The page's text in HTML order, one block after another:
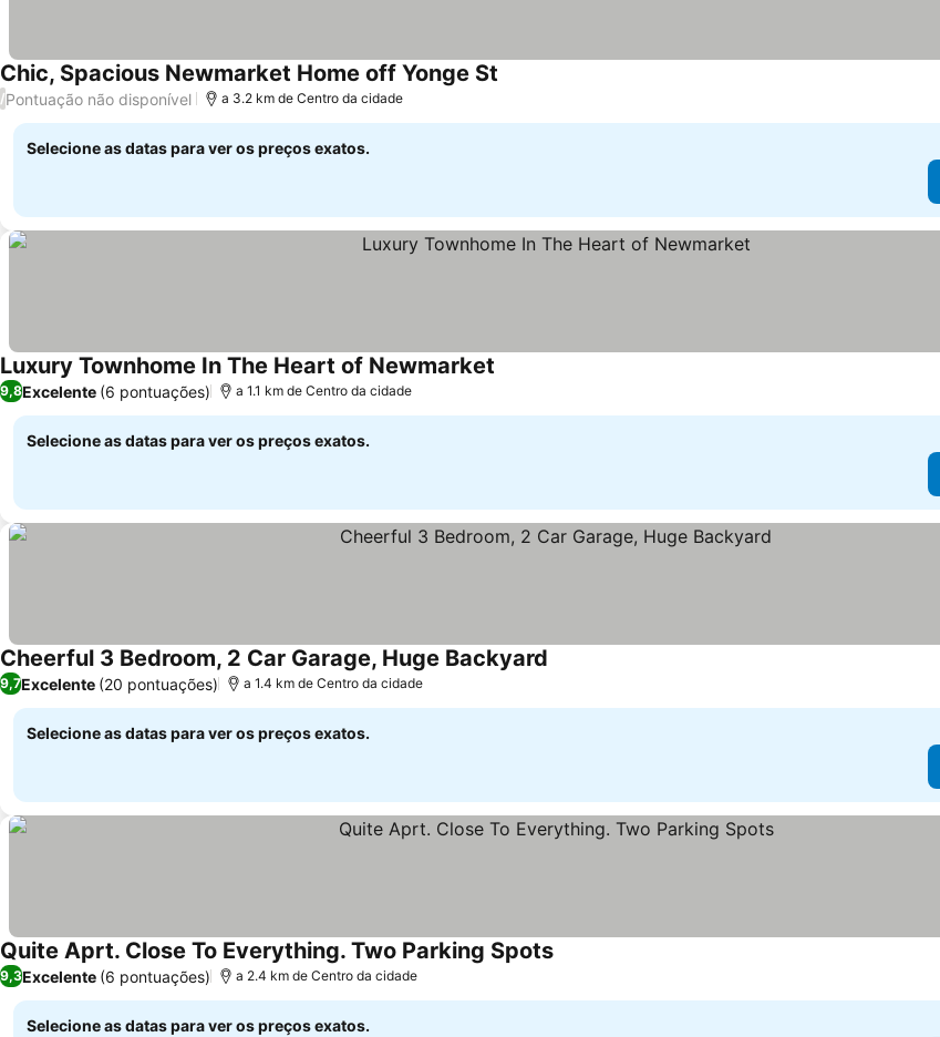
Chic, Spacious Newmarket Home off Yonge St
/Pontuação não disponível a 3.2 km de Centro da cidade
Selecione as datas para ver os preços exatos.
Luxury Townhome In The Heart of Newmarket
9,8Excelente (6 pontuações) a 1.1 km de Centro da cidade
Selecione as datas para ver os preços exatos.
Cheerful 3 Bedroom, 2 Car Garage, Huge Backyard
9,7Excelente (20 pontuações) a 1.4 km de Centro da cidade
Selecione as datas para ver os preços exatos.
Quite Aprt. Close To Everything. Two Parking SpotsVer preços
9,3Excelente (6 pontuações) a 2.4 km de Centro da cidade
Selecione as datas para ver os preços exatos.